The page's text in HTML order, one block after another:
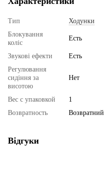
Тип
Ходунки
Блокування
коліс
Есть
Звукові ефекти
Есть
Регулювання
сидіння за
висотою
Нет
Вес с упаковкой
1
Возвратность
Возвратний
Відгуки